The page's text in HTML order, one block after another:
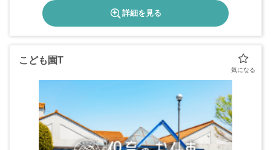
詳細を見る
こども園T